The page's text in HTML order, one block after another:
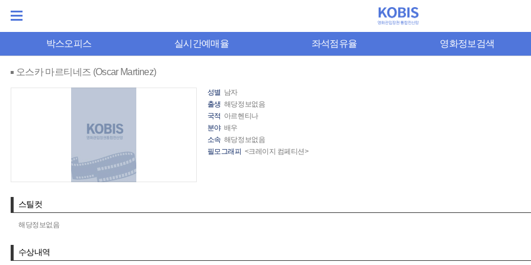
박스오피스 실시간예매율 좌석점유율 영화정보검색
오스카 마르티네즈 (Oscar Martinez)
성별 남자
출생 해당정보없음
국적 아르헨티나
분야 배우
소속 해당정보없음
필모그래피 <크레이지 컴페티션>
스틸컷
해당정보없음
수상내역